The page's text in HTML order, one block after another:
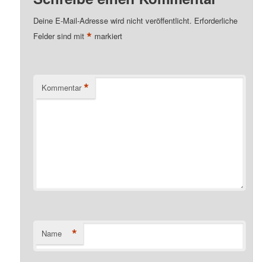
Deine E-Mail-Adresse wird nicht veröffentlicht. Erforderliche
Felder sind mit* markiert
Kommentar *
Name *